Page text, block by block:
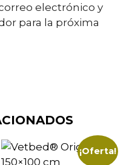
electrónico y
para la próxima
¡Oferta!